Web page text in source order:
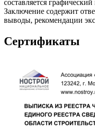
составляется
Заключение содержит
выводы, рекомендации
Сертификаты